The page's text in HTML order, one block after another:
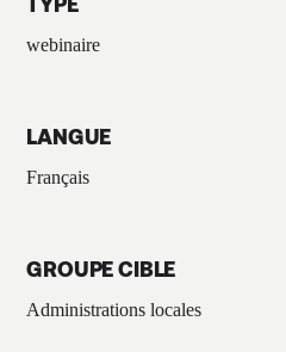
webinaire
LANGUE
Français
GROUPE CIBLE
Administrations locales